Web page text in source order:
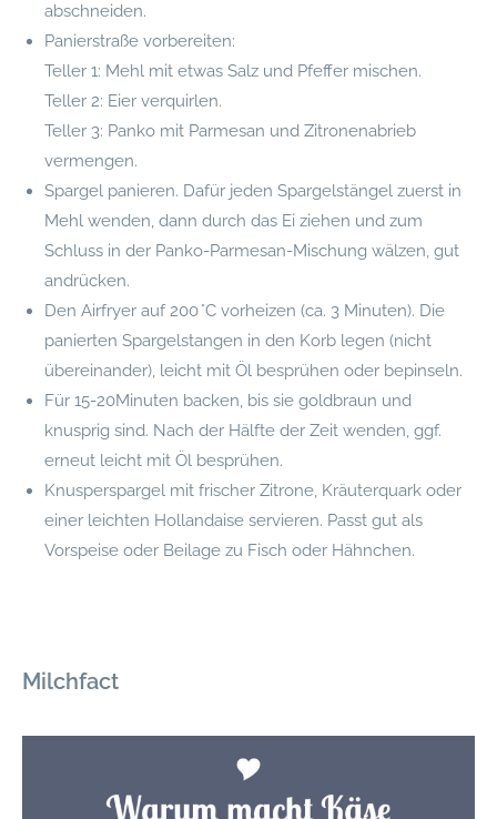
abschneiden.
Panierstraße vorbereiten:
Teller 1: Mehl mit etwas Salz und Pfeffer mischen.
Teller 2: Eier verquirlen.
Teller 3: Panko mit Parmesan und Zitronenabrieb
vermengen.
Spargel panieren. Dafür jeden Spargelstängel zuerst in
Mehl wenden, dann durch das Ei ziehen und zum
Schluss in der Panko-Parmesan-Mischung wälzen, gut
andrücken.
Den Airfryer auf 200 °C vorheizen (ca. 3 Minuten). Die
panierten Spargelstangen in den Korb legen (nicht
übereinander), leicht mit Öl besprühen oder bepinseln.
Für 15-20Minuten backen, bis sie goldbraun und
knusprig sind. Nach der Hälfte der Zeit wenden, ggf.
erneut leicht mit Öl besprühen.
Knusperspargel mit frischer Zitrone, Kräuterquark oder
einer leichten Hollandaise servieren. Passt gut als
Vorspeise oder Beilage zu Fisch oder Hähnchen.
Milchfact